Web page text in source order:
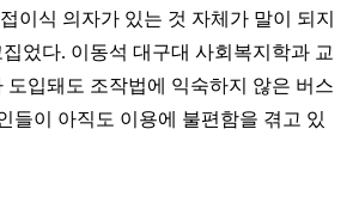
이식 의자가 있는 것 자체가 말이 되지
집었다. 이동석 대구대 사회복지학과 교
도입돼도 조작법에 익숙하지 않은 버스
들이 아직도 이용에 불편함을 겪고 있